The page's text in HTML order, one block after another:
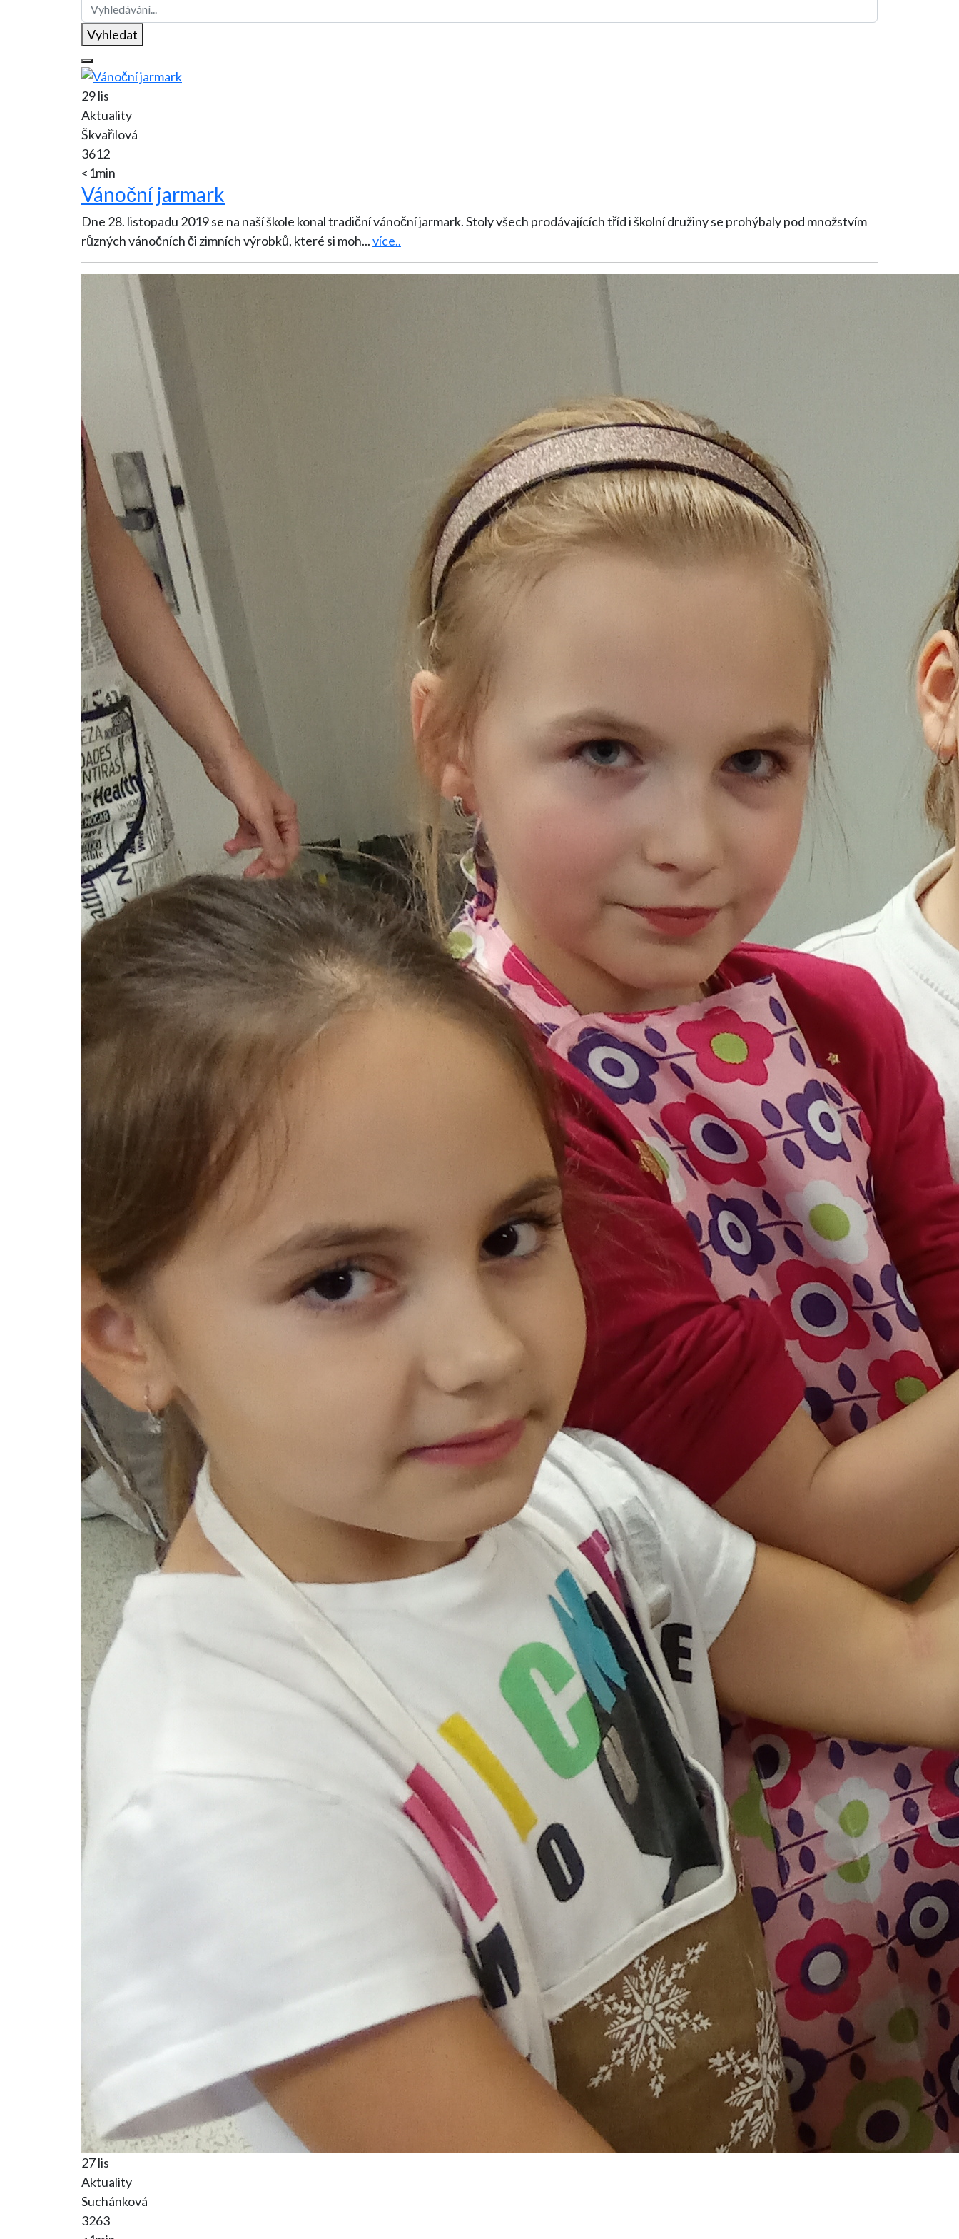
Vyhledat
29 lis
Aktuality
Škvařilová
3612
<1min
Vánoční jarmark
Dne 28. listopadu 2019 se na naší škole konal tradiční vánoční jarmark. Stoly všech prodávajících tříd i školní družiny se prohýbaly pod množstvím
různých vánočních či zimních výrobků, které si moh...více..
27 lis
Aktuality
Suchánková
3263